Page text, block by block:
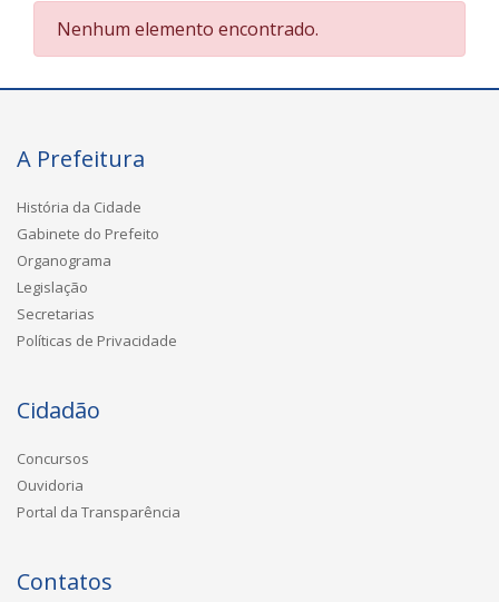
Nenhum elemento encontrado.
A Prefeitura
História da Cidade
Gabinete do Prefeito
Organograma
Legislação
Secretarias
Políticas de Privacidade
Cidadão
Concursos
Ouvidoria
Portal da Transparência
Contatos